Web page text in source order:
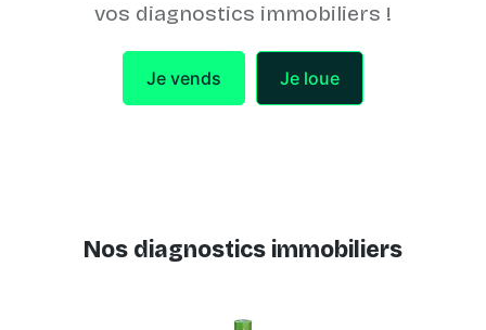
vos diagnostics immobiliers !
Je vends Je loue
Nos diagnostics immobiliers